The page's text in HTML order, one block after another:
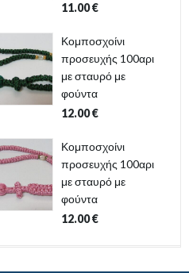
11.00€
Κομποσχοίνι
προσευχής 100αρι
με σταυρό με
φούντα
12.00€
Κομποσχοίνι
προσευχής 100αρι
με σταυρό με
φούντα
12.00€